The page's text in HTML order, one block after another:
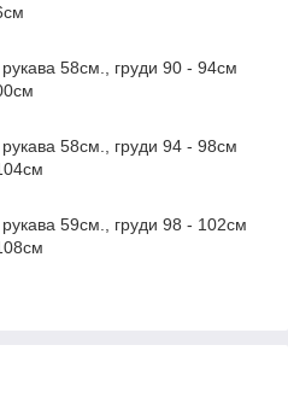
58см., груди 90 - 94см
58см., груди 94 - 98см
59см., груди 98 - 102см